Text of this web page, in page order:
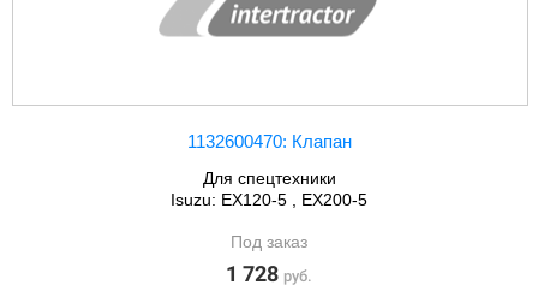
1132600470: Клапан
Для спецтехники
Isuzu: EX120-5 , EX200-5
Под заказ
1 728 руб.